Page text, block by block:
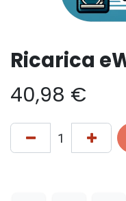
Ricarica
40,98 €